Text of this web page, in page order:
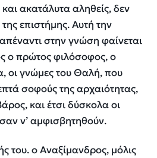
ακατάλυτα αληθείς, δεν
επιστήμης. Αυτή την
στην γνώση φαίνεται
ο πρώτος φιλόσοφος, ο
οι γνώμες του Θαλή, που
σοφούς της αρχαιότητας,
και έτσι δύσκολα οι
ν’ αμφισβητηθούν.
του. ο Αναξίμανδρος, μόλις